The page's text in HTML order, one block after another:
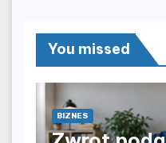
You missed
BIZNES